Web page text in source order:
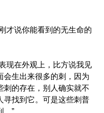
才说你能看到的无生命的
现在外观上，比方说我见
会生出来很多的刺，因为
刺的存在，别人确实就不
寻找到它。可是这些刺普